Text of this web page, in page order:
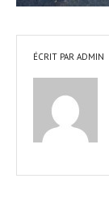
ÉCRIT PAR ADMIN